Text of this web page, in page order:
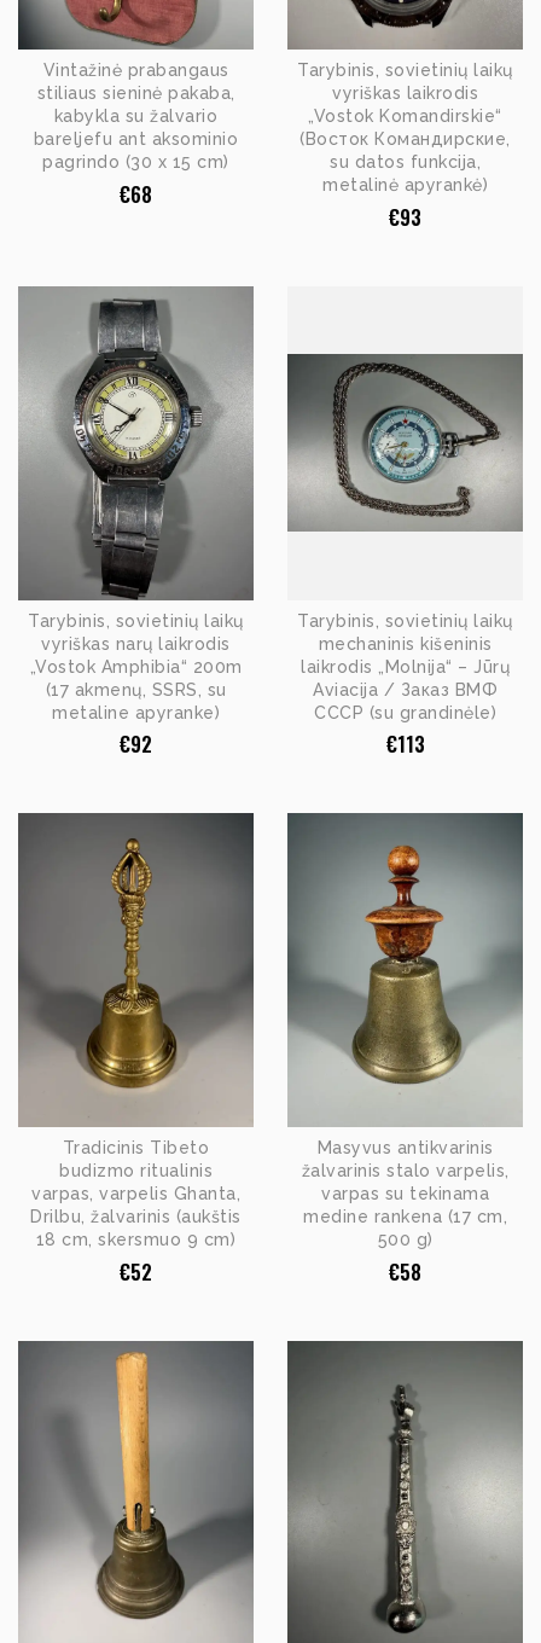
Vintažinė prabangaus
stiliaus sieninė pakaba,
kabykla su žalvario
bareljefu ant aksominio
pagrindo (30 x 15 cm)
€68
Tarybinis, sovietinių laikų
vyriškas laikrodis
„Vostok Komandirskie“
(Восток Командирские,
su datos funkcija,
metalinė apyrankė)
€93
Tarybinis, sovietinių laikų
vyriškas narų laikrodis
„Vostok Amphibia“ 200m
(17 akmenų, SSRS, su
metaline apyranke)
€92
Tarybinis, sovietinių laikų
mechaninis kišeninis
laikrodis „Molnija“ – Jūrų
Aviacija / Заказ ВМФ
СССР (su grandinėle)
€113
Tradicinis Tibeto
budizmo ritualinis
varpas, varpelis Ghanta,
Drilbu, žalvarinis (aukštis
18 cm, skersmuo 9 cm)
€52
Masyvus antikvarinis
žalvarinis stalo varpelis,
varpas su tekinama
medine rankena (17 cm,
500 g)
€58